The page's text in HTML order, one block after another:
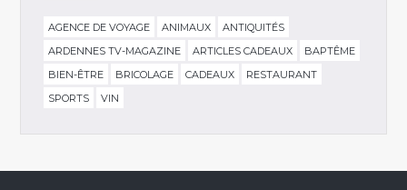
AGENCE DE VOYAGE ANIMAUX
ANTIQUITÉS
ARDENNES TV-MAGAZINE
ARTICLES CADEAUX
BAPTÊME
BIEN-ÊTRE
BRICOLAGE CADEAUX
RESTAURANT
SPORTS
VIN